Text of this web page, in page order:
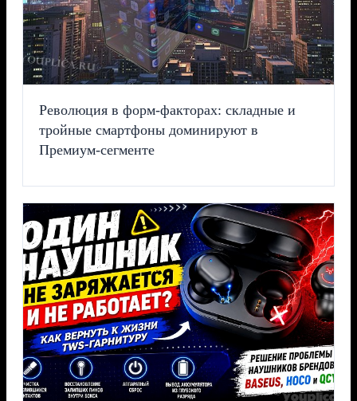
Революция в форм-факторах: складные и
тройные смартфоны доминируют в
Премиум-сегменте